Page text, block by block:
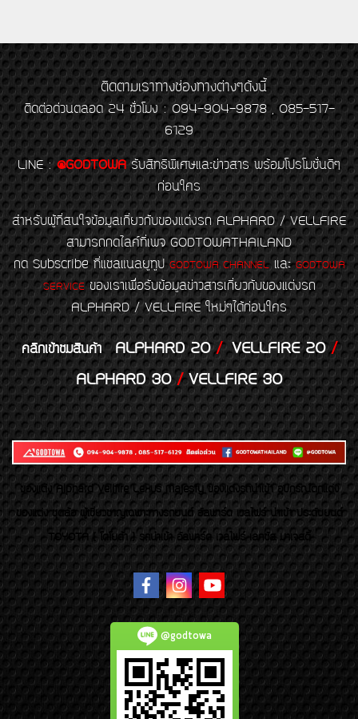
ติดตามเราทางช่องทางต่างๆดังนี้
ติดต่อด่วนตลอด 24 ชั่วโมง : 094-904-9878 , 085-517-
6129
LINE : @GODTOWA รับสิทธิพิเศษและข่าวสาร พร้อมโปรโมชั่นดีๆ
ก่อนใคร
สำหรับผู้ที่สนใจข้อมูลเกี่ยวกับของแต่งรถ ALPHARD / VELLFIRE
สามารถกดไลค์ที่เพจ GODTOWATHAILAND
กด Subscribe ที่แชลแนลยูทูป GODTOWA CHANNELและGODTOWA
SERVICEของเราเพื่อรับข้อมูลข่าวสารเกี่ยวกับของแต่งรถ
ALPHARD / VELLFIRE ใหม่ๆได้ก่อนใคร
คลิกเข้าชมสินค้า ALPHARD 20/VELLFIRE 20/
ALPHARD 30/VELLFIRE 30
ของเเต่ง Alphard Vellfire Lexus Majesty ของเเต่งรถนำเข้า อุปกรณ์ตกแต่ง
ของแต่ง ชุดล้อ ผู้เชี่ยวชาญเฉพาะทางรถยนต์ อัลพาร์ด เวลไฟร์ นำเข้า ประดับยนต์
TOYOTA ( โตโยต้า ) รถนำเข้า อัลพาร์ด เวลไฟร์ เลกซัส มาเจสตี้
@godtowa